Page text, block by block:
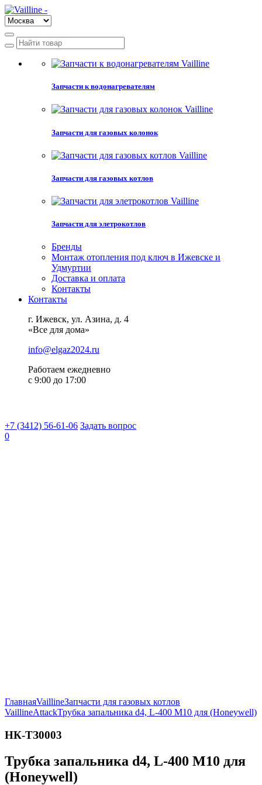
Запчасти к водонагревателям
Запчасти для газовых колонок
Запчасти для газовых котлов
Запчасти для элетрокотлов
Бренды
Монтаж отопления под ключ в Ижевске и
Удмуртии
Доставка и оплата
Контакты
Контакты
г. Ижевск, ул. Азина, д. 4
«Все для дома»
info@elgaz2024.ru
Работаем eжедневно
с 9:00 до 17:00
+7 (3412) 56-61-06 Задать вопрос
0
ГлавнаяVaillineЗапчасти для газовых котлов
VaillineAttackТрубка запальника d4, L-400 М10 для (Honeywell)
НК-ТЗ0003
Трубка запальника d4, L-400 М10 для
(Honeywell)